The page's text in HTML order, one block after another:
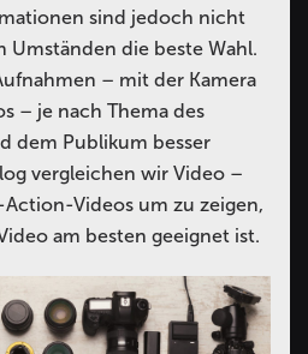
sind jedoch nicht
die beste Wahl.
– mit der Kamera
– je nach Thema des
dem Publikum besser
vergleichen wir Video –
Videos um zu zeigen,
am besten geeignet ist.